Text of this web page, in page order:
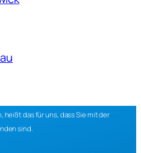
das für uns, dass Sie mit der
sind.